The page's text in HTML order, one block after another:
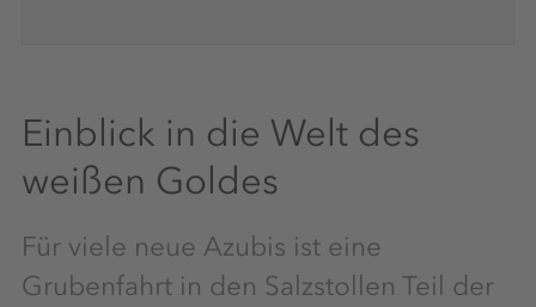
Einblick in die Welt des
weißen Goldes
Für viele neue Azubis ist eine
Grubenfahrt in den Salzstollen Teil der